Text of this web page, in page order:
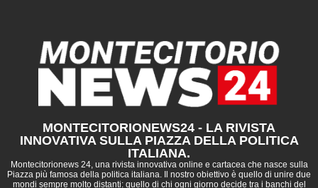
MONTECITORIONEWS24 - LA RIVISTA
INNOVATIVA SULLA PIAZZA DELLA POLITICA
ITALIANA.
Montecitorionews 24, una rivista innovativa online e cartacea che nasce sulla
Piazza più famosa della politica italiana. Il nostro obiettivo è quello di unire due
mondi sempre molto distanti: quello di chi ogni giorno decide tra i banchi del